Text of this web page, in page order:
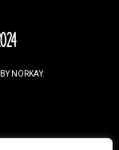
NORKAY.